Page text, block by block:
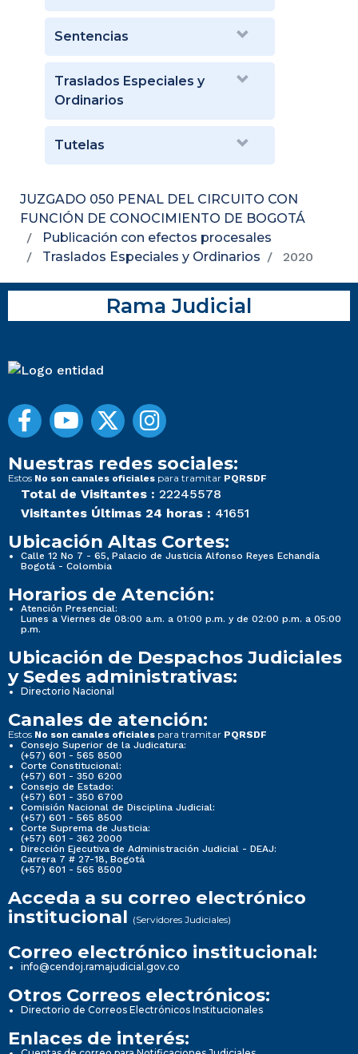
Sentencias
Traslados Especiales y
Ordinarios
Tutelas
JUZGADO 050 PENAL DEL CIRCUITO CON
FUNCIÓN DE CONOCIMIENTO DE BOGOTÁ
Publicación con efectos procesales
Traslados Especiales y Ordinarios
2020
Rama Judicial
Nuestras redes sociales:
Estos No son canales oficiales para tramitar PQRSDF
Total de Visitantes : 22245578
Visitantes Últimas 24 horas : 41651
Ubicación Altas Cortes:
Calle 12 No 7 - 65, Palacio de Justicia Alfonso Reyes Echandía
Bogotá - Colombia
Horarios de Atención:
Atención Presencial:
Lunes a Viernes de 08:00 a.m. a 01:00 p.m. y de 02:00 p.m. a 05:00
p.m.
Ubicación de Despachos Judiciales
y Sedes administrativas:
Directorio Nacional
Canales de atención:
Estos No son canales oficiales para tramitar PQRSDF
Consejo Superior de la Judicatura:
(+57) 601 - 565 8500
Corte Constitucional:
(+57) 601 - 350 6200
Consejo de Estado:
(+57) 601 - 350 6700
Comisión Nacional de Disciplina Judicial:
(+57) 601 - 565 8500
Corte Suprema de Justicia:
(+57) 601 - 362 2000
Dirección Ejecutiva de Administración Judicial - DEAJ:
Carrera 7 # 27-18, Bogotá
(+57) 601 - 565 8500
Acceda a su correo electrónico
institucional (Servidores Judiciales)
Correo electrónico institucional:
info@cendoj.ramajudicial.gov.co
Otros Correos electrónicos:
Directorio de Correos Electrónicos Institucionales
Enlaces de interés: